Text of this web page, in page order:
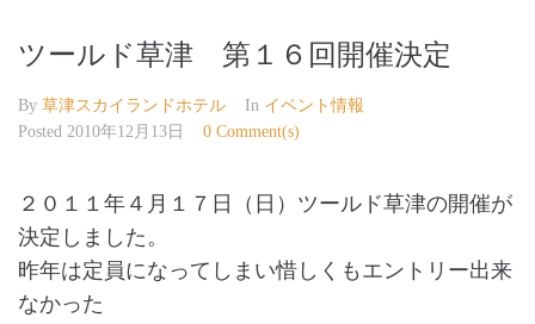
ツールド草津 第１６回開催決定
By 草津スカイランドホテル In イベント情報
Posted 2010年12月13日 0 Comment(s)
２０１１年４月１７日（日）ツールド草津の開催が
決定しました。
昨年は定員になってしまい惜しくもエントリー出来
なかった